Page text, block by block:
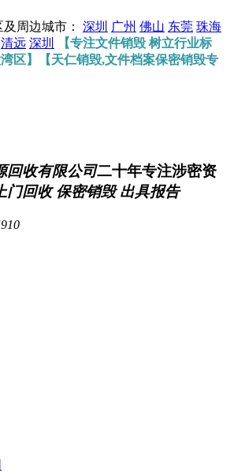
周边城市： 深圳 广州 佛山 东莞 珠海
清远 深圳
【专注文件销毁 树立行业标
区】【天仁销毁,文件档案保密销毁专
回收有限公司二十年专注涉密资
门回收 保密销毁 出具报告